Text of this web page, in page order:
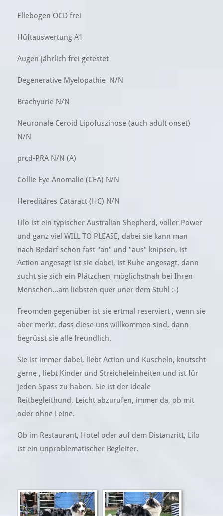
Ellebogen OCD frei
Hüftauswertung A1
Augen jährlich frei getestet
Degenerative Myelopathie N/N
Brachyurie N/N
Neuronale Ceroid Lipofuszinose (auch adult onset)
N/N
prcd-PRA N/N (A)
Collie Eye Anomalie (CEA) N/N
Hereditäres Cataract (HC) N/N
Lilo ist ein typischer Australian Shepherd, voller Power
und ganz viel WILL TO PLEASE, dabei sie kann man
nach Bedarf schon fast "an" und "aus" knipsen, ist
Action angesagt ist sie dabei, ist Ruhe angesagt, dann
sucht sie sich ein Plätzchen, möglichstnah bei Ihren
Menschen...am liebsten quer uner dem Stuhl :-)
Freomden gegenüber ist sie ertmal reserviert , wenn sie
aber merkt, dass diese uns willkommen sind, dann
begrüsst sie alle freundlich.
Sie ist immer dabei, liebt Action und Kuscheln, knutscht
gerne , liebt Kinder und Streicheleinheiten und ist für
jeden Spass zu haben. Sie ist der ideale
Reitbegleithund. Leicht abzurufen, immer da, ob mit
oder ohne Leine.
Ob im Restaurant, Hotel oder auf dem Distanzritt, Lilo
ist ein unproblematischer Begleiter.